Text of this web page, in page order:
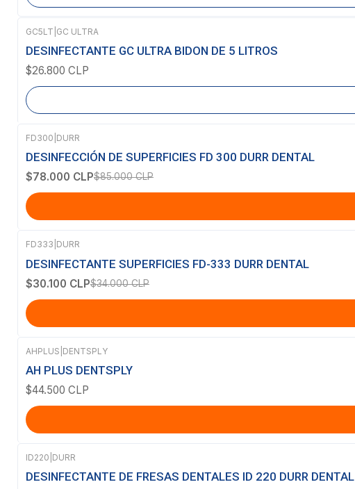
Agotado
GC5LT GC ULTRA
DESINFECTANTE GC ULTRA BIDON DE 5 LITROS
$26.800 CLP
-8%OFF
FD300 DURR
DESINFECCIÓN DE SUPERFICIES FD 300 DURR DENTAL
$78.000 CLP$85.000 CLP
-11%OFF
FD333 DURR
DESINFECTANTE SUPERFICIES FD-333 DURR DENTAL
$30.100 CLP$34.000 CLP
AHPLUS DENTSPLY
AH PLUS DENTSPLY
$44.500 CLP
-12%OFF
ID220 DURR
DESINFECTANTE DE FRESAS DENTALES ID 220 DURR DENTAL